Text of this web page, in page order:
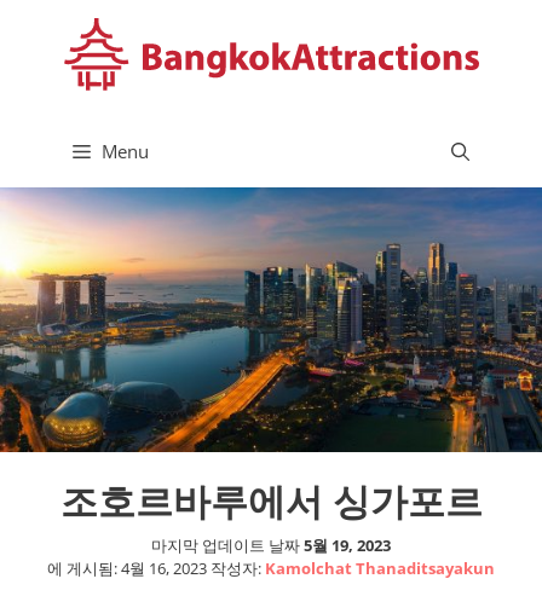
뛰
Menu
조호르바루에서 싱가포르
마지막 업데이트 날짜5월 19, 2023
에 게시됨:4월 16, 2023 작성자: Kamolchat Thanaditsayakun